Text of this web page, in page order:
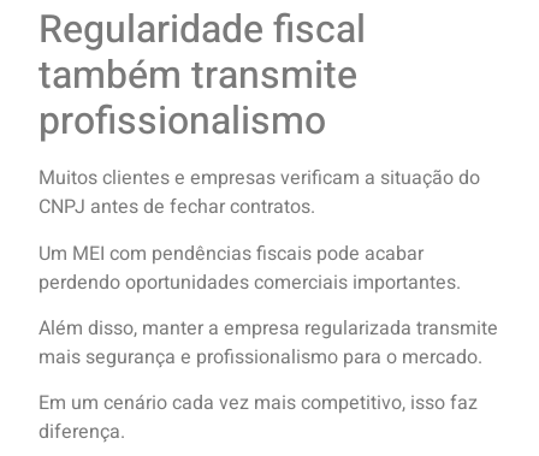
Regularidade fiscal
também transmite
profissionalismo
Muitos clientes e empresas verificam a situação do
CNPJ antes de fechar contratos.
Um MEI com pendências fiscais pode acabar
perdendo oportunidades comerciais importantes.
Além disso, manter a empresa regularizada transmite
mais segurança e profissionalismo para o mercado.
Em um cenário cada vez mais competitivo, isso faz
diferença.